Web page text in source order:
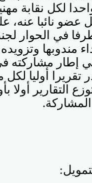
لكل نقابة
عضو نائبا عنه،
في الحوار
مندوبها
إطار مشاركته
تقريرا أوليا
التقارير أولا
.